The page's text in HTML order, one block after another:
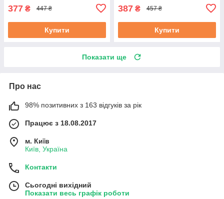
377 ₴ 447 ₴
Купити
387 ₴ 457 ₴
Купити
Показати ще
Про нас
98% позитивних з 163 відгуків за рік
Працює з 18.08.2017
м. Київ
Київ, Україна
Контакти
Сьогодні вихідний
Показати весь графік роботи